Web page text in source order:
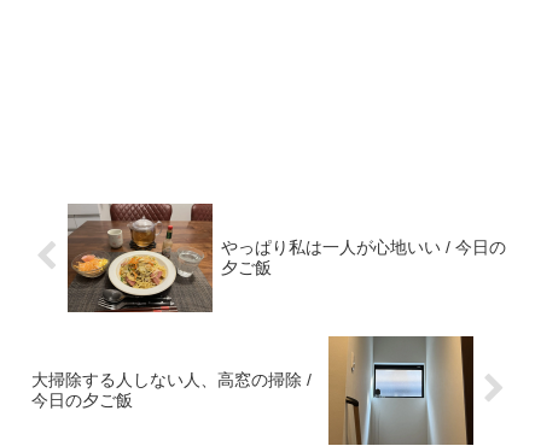
やっぱり私は一人が心地いい / 今日の
夕ご飯
大掃除する人しない人、高窓の掃除 /
今日の夕ご飯